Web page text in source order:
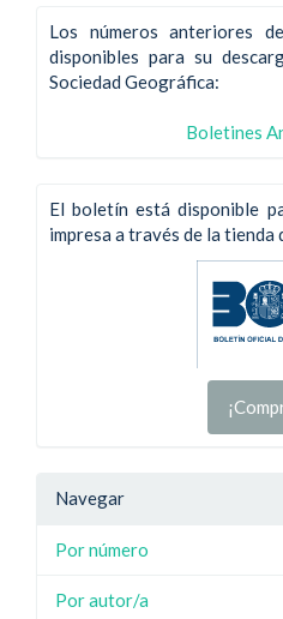
Barra
lateral
Los números anteriores
disponibles para su
Sociedad Geográfica:
Boletines
El boletín está disponible
impresa a través de la tienda
Navegar
Por número
Por autor/a